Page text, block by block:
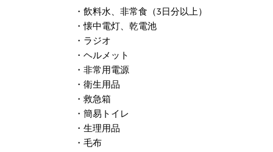
・飲料水、非常食（3日分以上）
・懐中電灯、乾電池
・ラジオ
・ヘルメット
・非常用電源
・衛生用品
・救急箱
・簡易トイレ
・生理用品
・毛布